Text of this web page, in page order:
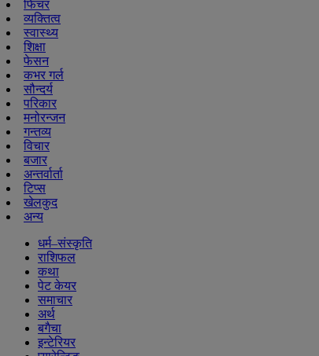
फिचर
व्यक्तित्व
स्वास्थ्य
शिक्षा
फेसन
कभर गर्ल
सौन्दर्य
परिकार
मनोरन्जन
गन्तव्य
विचार
बजार
अन्तर्वार्ता
टिप्स
खेलकुद
अन्य
धर्म–संस्कृति
राशिफल
कथा
पेट केयर
समाचार
अर्थ
बगैचा
इन्टेरियर